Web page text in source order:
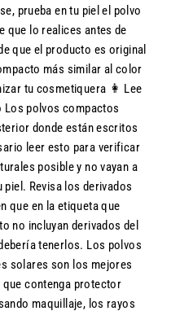
prueba en tu piel el polvo
que lo realices antes de
que el producto es original
más similar al color
tu cosmetiquera 👩 Lee
Los polvos compactos
donde están escritos
leer esto para verificar
posible y no vayan a
Revisa los derivados
que en la etiqueta que
no incluyan derivados del
tenerlos. Los polvos
solares son los mejores
contenga protector
maquillaje, los rayos